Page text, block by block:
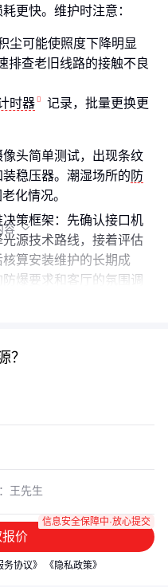
更快。维护时注意：
尘可能使照度下降明显
排查老旧线路的接触不良
时器
记录，批量更换更
头简单测试，出现条纹
稳压器。潮湿场所的 防
化情况。
策框架：先确认接口机
源技术路线，接着评估
算安装维护的长期成
爆要求和客厅的氛围调
容 
？
报价
信息安全保障中·放心提交
务协议》 《隐私政策》